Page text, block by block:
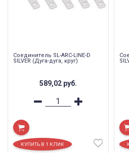
Соединитель SL-ARC-LINE-D
SILVER (Дуга-дуга, круг)
589,02 руб.